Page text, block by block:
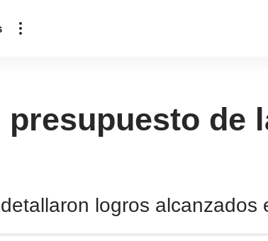
de
logros alcanzados